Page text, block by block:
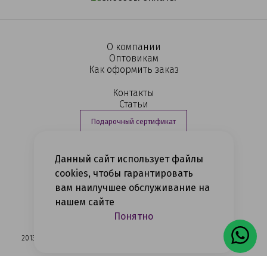
О компании
Оптовикам
Как оформить заказ
Контакты
Статьи
Подарочный сертификат
2013-2026 © Corsete - сеть магазинов нижнего белья и трикотажа
+7 (812) 363-16-04
Политика конфиденциальности
Данный сайт использует файлы
cookies, чтобы гарантировать
вам наилучшее обслуживание на
нашем сайте
Понятно